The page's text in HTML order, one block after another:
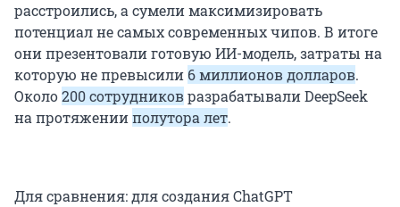
расстроились, а сумели максимизировать
потенциал не самых современных чипов. В итоге
они презентовали готовую ИИ-модель, затраты на
которую не превысили 6 миллионов долларов.
Около200 сотрудниковразрабатывали DeepSeek
на протяженииполутора лет.
Для сравнения: для создания ChatGPT